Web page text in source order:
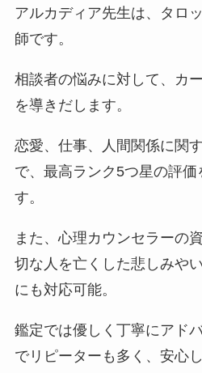
アルカディア先生は、タロ
師です。
相談者の悩みに対して、カ
を導きだします。
恋愛、仕事、人間関係に関
で、最高ランク5つ星の評価
す。
また、心理カウンセラーの
切な人を亡くした悲しみや
にも対応可能。
鑑定では優しく丁寧にアド
でリピーターも多く、安心